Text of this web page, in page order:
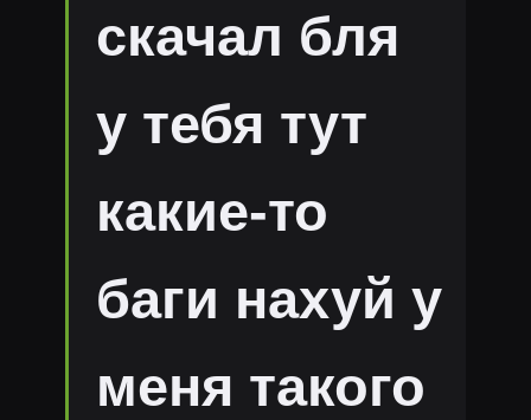
скачал бля
у тебя тут
какие-то
баги нахуй у
меня такого